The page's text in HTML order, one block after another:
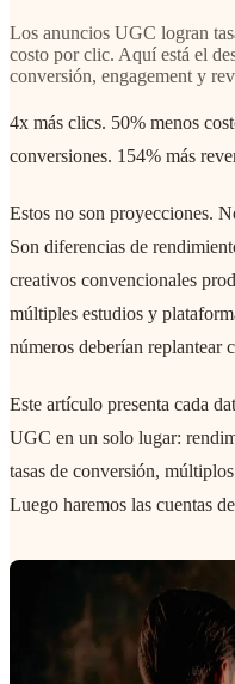
Los anuncios UGC logran
costo por clic. Aquí está el
conversión, engagement y
4x más clics. 50% menos
conversiones. 154% más
Estos no son proyecciones.
Son diferencias de
creativos convencionales
múltiples estudios y
números deberían replantear
Este artículo presenta cada
UGC en un solo lugar:
tasas de conversión,
Luego haremos las cuentas